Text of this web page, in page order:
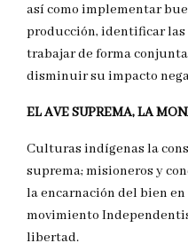
así como implementar
producción, identificar
trabajar de forma
disminuir su impacto
EL AVE SUPREMA, LA
Culturas indígenas la
suprema; misioneros y
la encarnación del bien
movimiento
libertad.